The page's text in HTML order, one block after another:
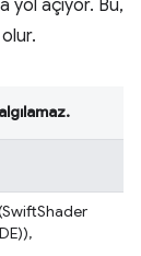
yol açıyor. Bu,